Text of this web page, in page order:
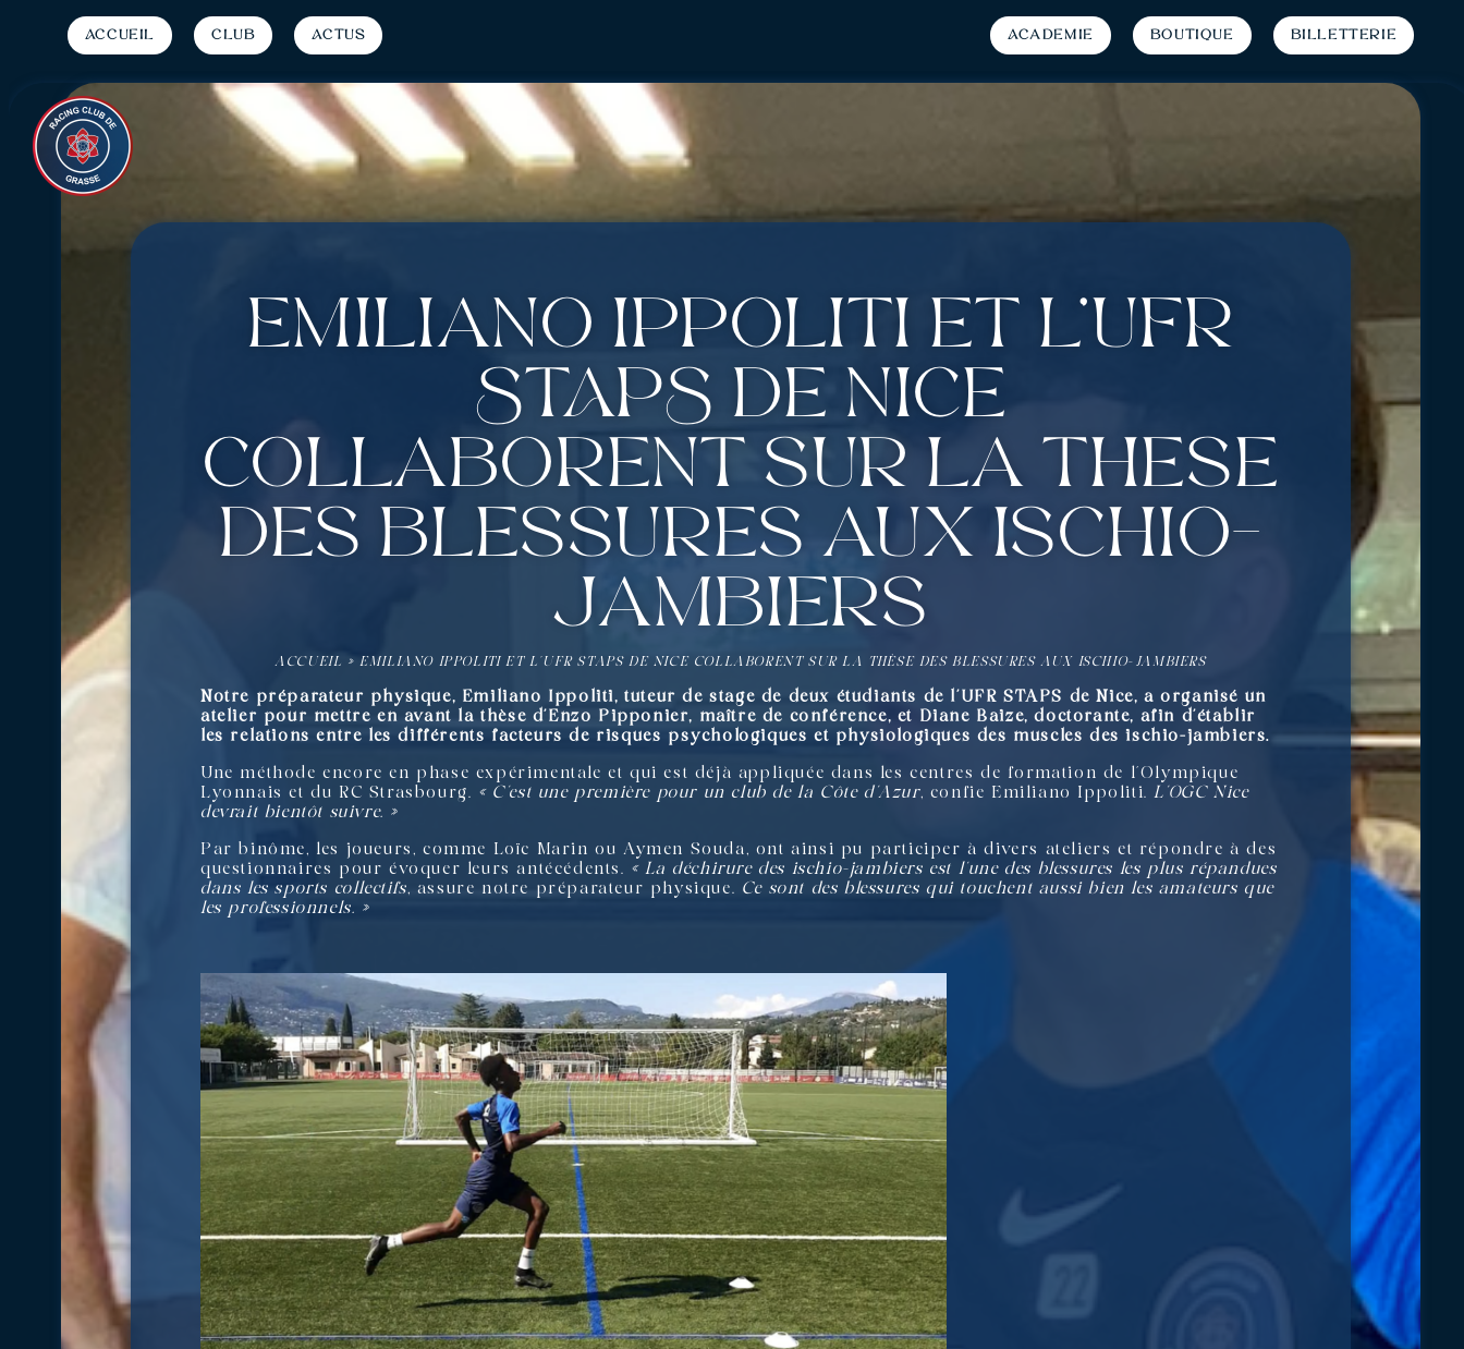
Accueil Club Actus Académie Boutique Billetterie
Emiliano Ippoliti et l’UFR
STAPS de Nice
collaborent sur la thèse
des blessures aux ischio-
jambiers
ACCUEIL »EMILIANO IPPOLITI ET L’UFR STAPS DE NICE COLLABORENT SUR LA THÈSE DES BLESSURES AUX ISCHIO-JAMBIERS
Notre préparateur physique, Emiliano Ippoliti, tuteur de stage de deux étudiants de l’UFR STAPS de Nice, a organisé un
atelier pour mettre en avant la thèse d’Enzo Pipponier, maître de conférence, et Diane Baize, doctorante, afin d’établir
les relations entre les différents facteurs de risques psychologiques et physiologiques des muscles des ischio-jambiers.
Une méthode encore en phase expérimentale et qui est déjà appliquée dans les centres de formation de l’Olympique
Lyonnais et du RC Strasbourg. « C’est une première pour un club de la Côte d’Azur, confie Emiliano Ippoliti.L’OGC Nice
devrait bientôt suivre. »
Par binôme, les joueurs, comme Loïc Marin ou Aymen Souda, ont ainsi pu participer à divers ateliers et répondre à des
questionnaires pour évoquer leurs antécédents. « La déchirure des ischio-jambiers est l’une des blessures les plus répandues
dans les sports collectifs, assure notre préparateur physique. Ce sont des blessures qui touchent aussi bien les amateurs que
les professionnels. »